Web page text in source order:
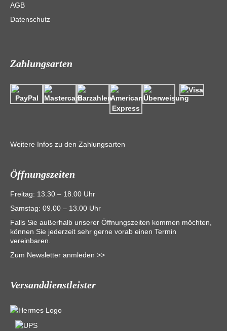
AGB
Datenschutz
Zahlungsarten
Weitere Infos zu den Zahlungsarten
Öffnungszeiten
Freitag: 13.30 – 18.00 Uhr
Samstag: 09.00 – 13.00 Uhr
Falls Sie außerhalb unserer Öffnungszeiten kommen möchten,
können Sie jederzeit sehr gerne vorab einen Termin
vereinbaren.
Zum Newsletter anmleden >>
Versanddienstleister